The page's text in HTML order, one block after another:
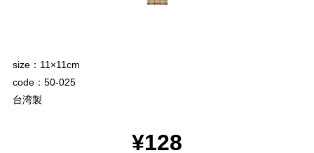
size：11×11cm
code：50-025
台湾製
¥128